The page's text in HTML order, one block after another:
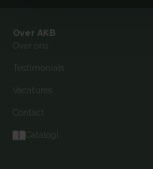
Over AKB
Over ons
Testimonials
Vacatures
Contact
Catalogi